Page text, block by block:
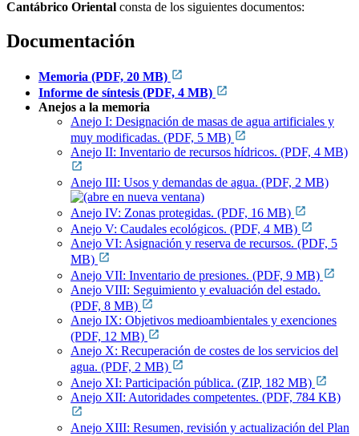
Cantábrico Oriental consta de los siguientes documentos:
Documentación
Memoria (PDF, 20 MB)
Informe de síntesis (PDF, 4 MB)
Anejos a la memoria
Anejo I: Designación de masas de agua artificiales y
muy modificadas. (PDF, 5 MB)
Anejo II: Inventario de recursos hídricos. (PDF, 4 MB)
Anejo III: Usos y demandas de agua. (PDF, 2 MB)
Anejo IV: Zonas protegidas. (PDF, 16 MB)
Anejo V: Caudales ecológicos. (PDF, 4 MB)
Anejo VI: Asignación y reserva de recursos. (PDF, 5
MB)
Anejo VII: Inventario de presiones. (PDF, 9 MB)
Anejo VIII: Seguimiento y evaluación del estado.
(PDF, 8 MB)
Anejo IX: Objetivos medioambientales y exenciones
(PDF, 12 MB)
Anejo X: Recuperación de costes de los servicios del
agua. (PDF, 2 MB)
Anejo XI: Participación pública. (ZIP, 182 MB)
Anejo XII: Autoridades competentes. (PDF, 784 KB)
Anejo XIII: Resumen, revisión y actualización del Plan